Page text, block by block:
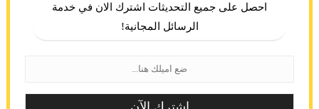
احصل على جميع التحديثات اشترك الان في خدمة
الرسائل المجانية!